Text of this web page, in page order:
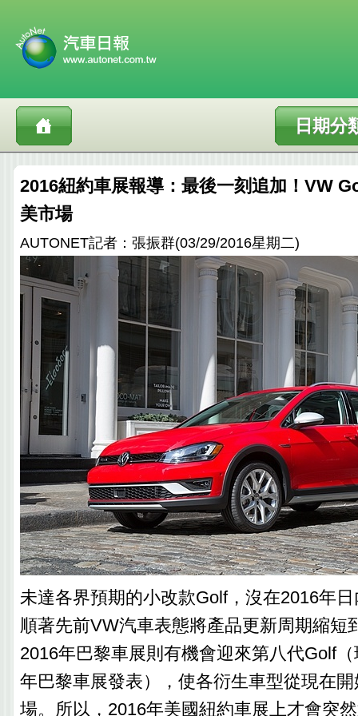
日期分
2016紐約車展報導：最後一刻追加！VW
美市場
AUTONET記者：張振群(03/29/2016星期二)
未達各界預期的小改款Golf，沒在2016年
順著先前VW汽車表態將產品更新周期縮短
2016年巴黎車展則有機會迎來第八代Golf
年巴黎車展發表），使各衍生車型從現在
場。所以，2016年美國紐約車展上才會突